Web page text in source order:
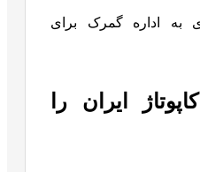
به اداره گمرک برای
ایران را